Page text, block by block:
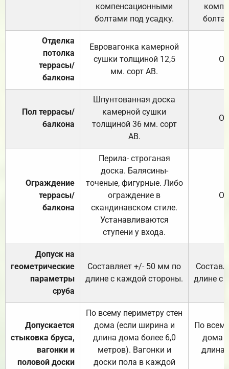
компенсационными
болтами под усадку.
Отделка
потолка
террасы/
балкона
Евровагонка камерной
сушки толщиной 12,5
мм. сорт АВ.
Пол террасы/
балкона
Шпунтованная доска
камерной сушки
толщиной 36 мм. сорт
АВ.
Ограждение
террасы/
балкона
Перила- строганая
доска. Балясины-
точеные, фигурные. Либо
ограждение в
скандинавском стиле.
Устанавливаются
ступени у входа.
Допуск на
геометрические
параметры
сруба
Составляет +/- 50 мм по
длине с каждой стороны.
длине с
Допускается
стыковка бруса,
вагонки и
половой доски
По всему периметру стен
дома (если ширина и
длина дома более 6,0
метров). Вагонки и
доски пола в каждой
По
дома
длина